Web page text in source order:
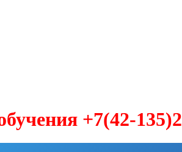
+7(42-135)2-